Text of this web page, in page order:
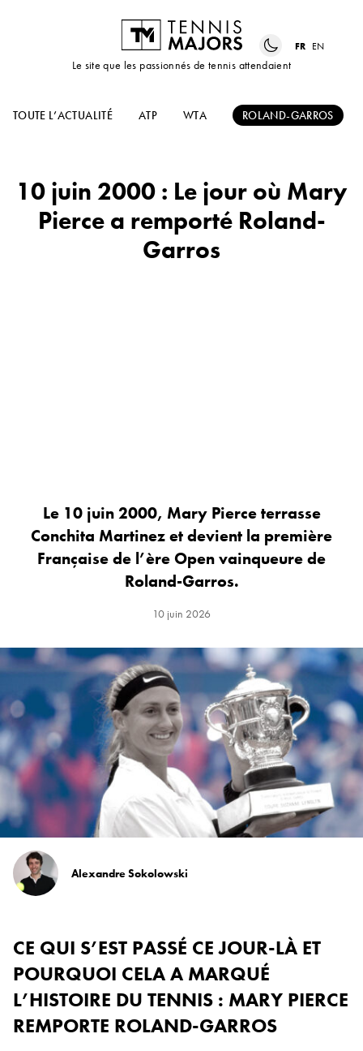
Le site que les passionnés de tennis attendaient
FR EN
TOUTE L’ACTUALITÉ ATP WTA ROLAND-GARROS
10 juin 2000 : Le jour où Mary
Pierce a remporté Roland-
Garros
Le 10 juin 2000, Mary Pierce terrasse
Conchita Martinez et devient la première
Française de l’ère Open vainqueure de
Roland-Garros.
10 juin 2026
Alexandre Sokolowski
CE QUI S’EST PASSÉ CE JOUR-LÀ ET
POURQUOI CELA A MARQUÉ
L’HISTOIRE DU TENNIS : MARY PIERCE
REMPORTE ROLAND-GARROS